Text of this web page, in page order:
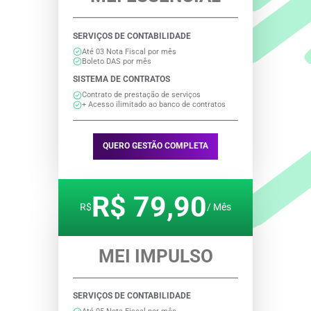
SERVIÇOS DE CONTABILIDADE
Até 03 Nota Fiscal por mês
Boleto DAS por mês
SISTEMA DE CONTRATOS
Contrato de prestação de serviços
+ Acesso ilimitado ao banco de contratos
QUERO GESTÃO COMPLETA
R$R$ 79,90/ Mês
MEI IMPULSO
SERVIÇOS DE CONTABILIDADE